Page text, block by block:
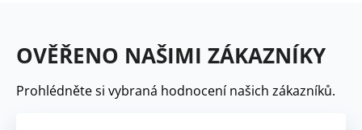
OVĚŘENO NAŠIMI ZÁKAZNÍKY
Prohlédněte si vybraná hodnocení našich zákazníků.